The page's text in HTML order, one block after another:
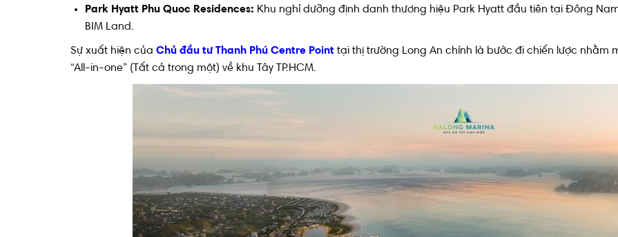
Park Hyatt Phu Quoc Residences: Khu nghỉ dưỡng định danh thương hiệu Park Hyatt đầu tiên tại Đông
BIM Land.
Sự xuất hiện của Chủ đầu tư Thanh Phú Centre Point tại thị trường Long An chính là bước đi chiến lược
“All-in-one” (Tất cả trong một) về khu Tây TP.HCM.